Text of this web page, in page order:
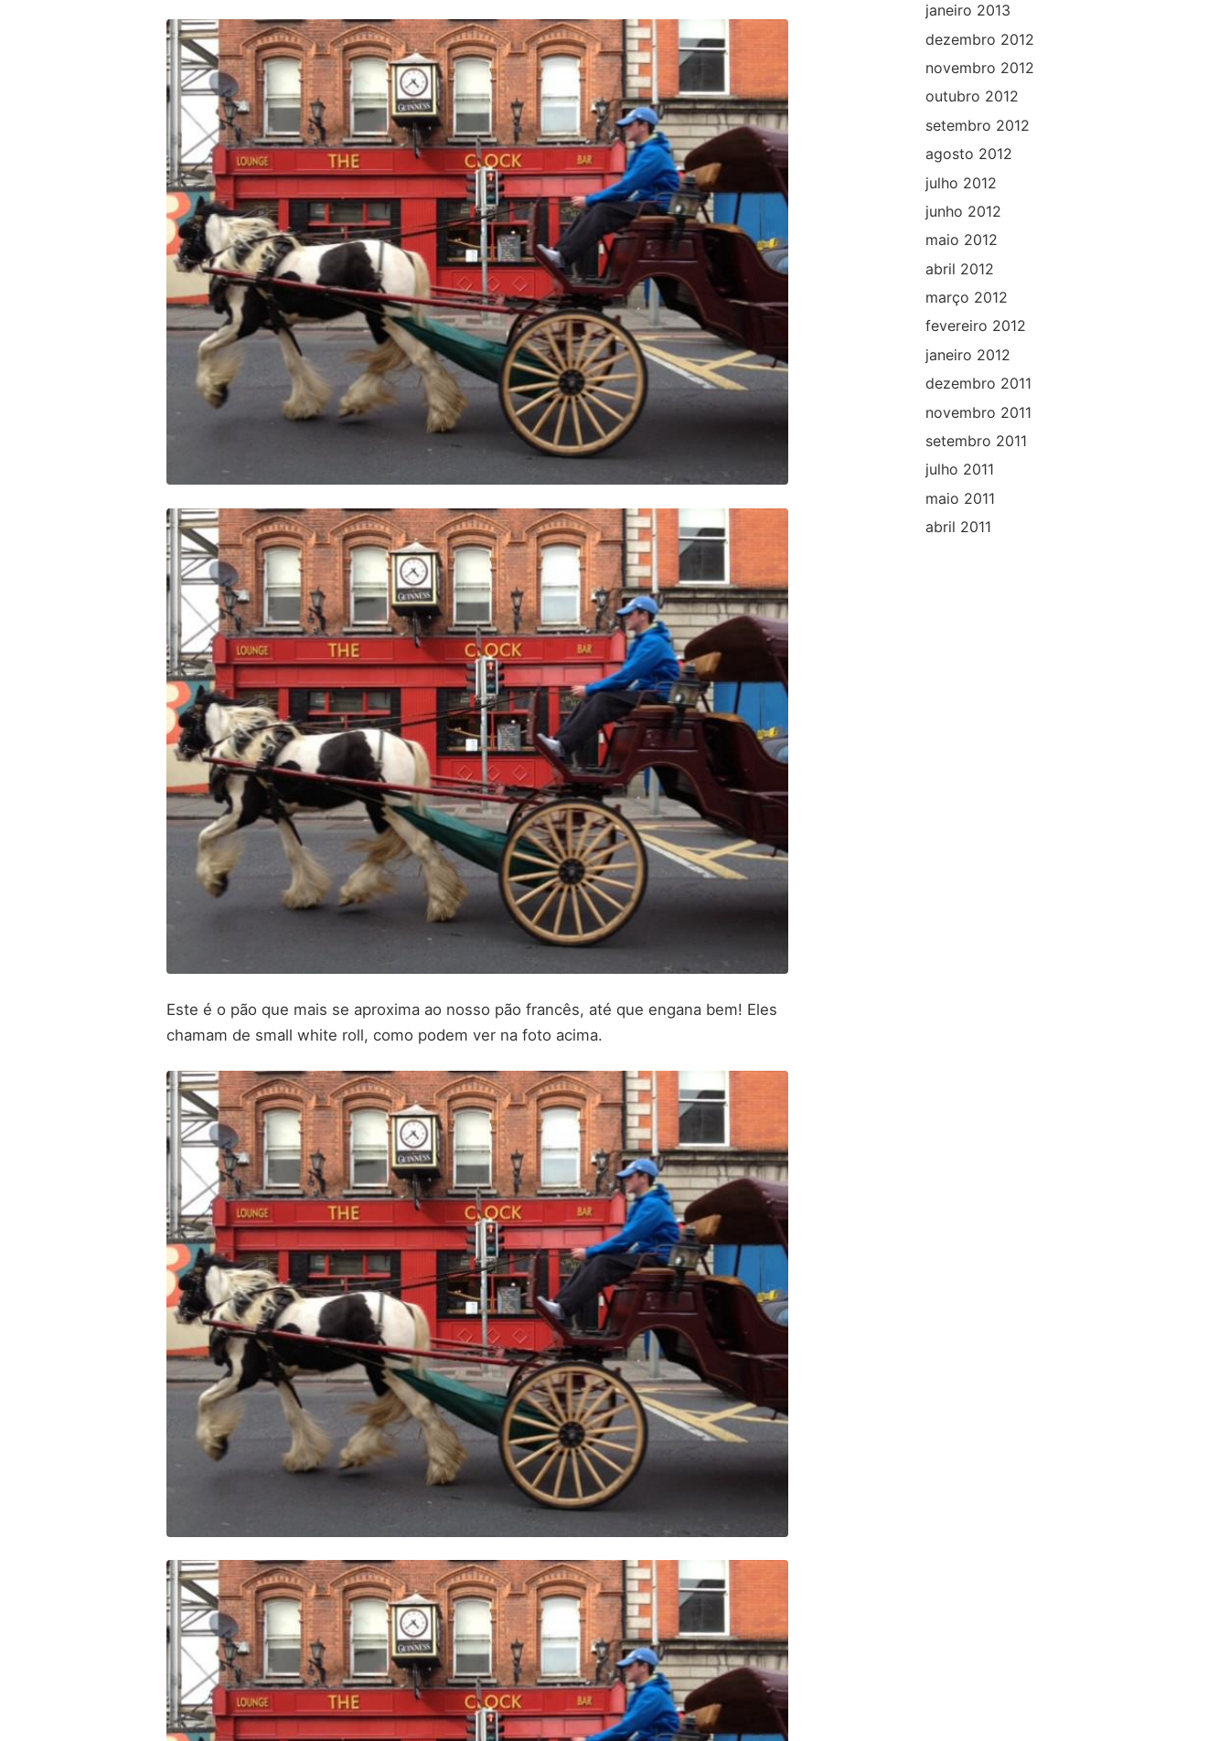
Este é o pão que mais se aproxima ao nosso pão francês, até que engana bem! Eles
chamam de small white roll, como podem ver na foto acima.
janeiro 2013
dezembro 2012
novembro 2012
outubro 2012
setembro 2012
agosto 2012
julho 2012
junho 2012
maio 2012
abril 2012
março 2012
fevereiro 2012
janeiro 2012
dezembro 2011
novembro 2011
setembro 2011
julho 2011
maio 2011
abril 2011